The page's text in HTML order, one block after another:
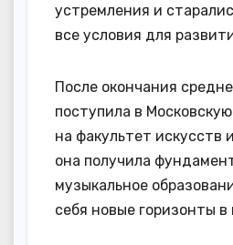
устремления и
все условия для
После окончания
поступила в
на факультет искусств
она получила
музыкальное
себя новые горизонты в